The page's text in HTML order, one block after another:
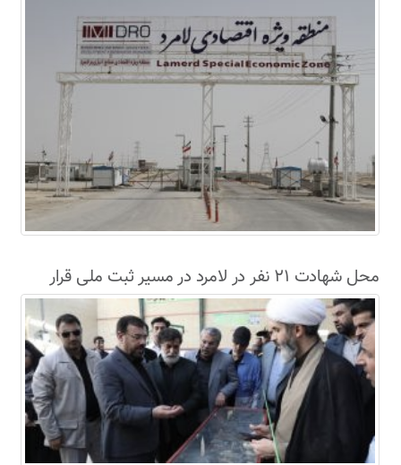
محل شهادت ۲۱ نفر در لامرد در مسیر ثبت ملی قرار
گرفت